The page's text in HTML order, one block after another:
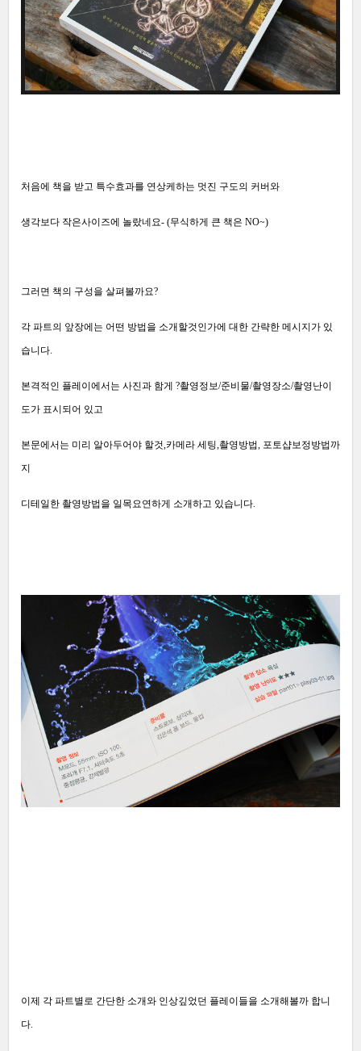
처음에 책을 받고 특수효과를 연상케하는 멋진 구도의 커버와
생각보다 작은사이즈에 놀랐네요- (무식하게 큰 책은 NO~)
그러면 책의 구성을 살펴볼까요?
각 파트의 앞장에는 어떤 방법을 소개할것인가에 대한 간략한 메시지가 있
습니다.
본격적인 플레이에서는 사진과 함게 ?촬영정보/준비물/촬영장소/촬영난이
도가 표시되어 있고
본문에서는 미리 알아두어야 할것,카메라 세팅,촬영방법, 포토샵보정방법까
지
디테일한 촬영방법을 일목요연하게 소개하고 있습니다.
이제 각 파트별로 간단한 소개와 인상깊었던 플레이들을 소개해볼까 합니
다.